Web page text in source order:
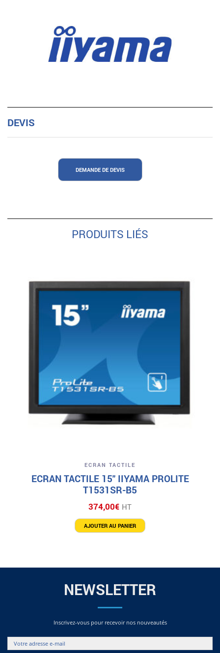
DEVIS
DEMANDE DE DEVIS
PRODUITS LIÉS
ECRAN TACTILE
ECRAN TACTILE 15″ IIYAMA PROLITE
T1531SR-B5
374,00€ HT
AJOUTER AU PANIER
NEWSLETTER
Inscrivez-vous pour recevoir nos nouveautés